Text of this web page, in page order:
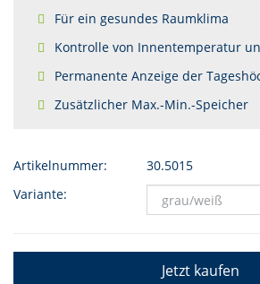
Für ein gesundes Raumklima
Kontrolle von Innentemperatur
Permanente Anzeige der
Zusätzlicher Max.-Min.-Speicher
Artikelnummer:
30.5015
Variante:
Jetzt kaufen